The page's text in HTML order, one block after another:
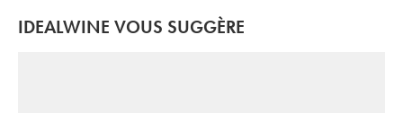
IDEALWINE VOUS SUGGÈRE